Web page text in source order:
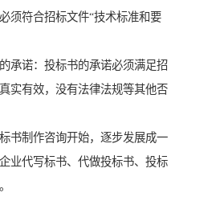
须符合招标文件“技术标准和要
承诺：投标书的承诺必须满足招
实有效，没有法律法规等其他否
书制作咨询开始，逐步发展成一
业代写标书、代做投标书、投标